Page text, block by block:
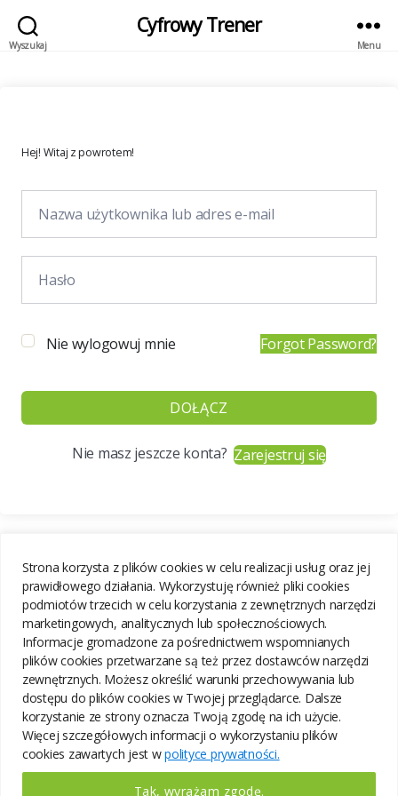
Strona korzysta z plików cookies w celu realizacji usług oraz jej
prawidłowego działania. Wykorzystuję również pliki cookies
podmiotów trzecich w celu korzystania z zewnętrznych narzędzi
marketingowych, analitycznych lub społecznościowych.
Informacje gromadzone za pośrednictwem wspomnianych
plików cookies przetwarzane są też przez dostawców narzędzi
zewnętrznych. Możesz określić warunki przechowywania lub
dostępu do plików cookies w Twojej przeglądarce. Dalsze
korzystanie ze strony oznacza Twoją zgodę na ich użycie.
Więcej szczegółowych informacji o wykorzystaniu plików
cookies zawartych jest wpolityce prywatności.
Tak, wyrażam zgodę.
Wyszukaj
Cyfrowy Trener
Menu
Hej! Witaj z powrotem!
Nie wylogowuj mnie Forgot Password?
DOŁĄCZ
Nie masz jeszcze konta?Zarejestruj się